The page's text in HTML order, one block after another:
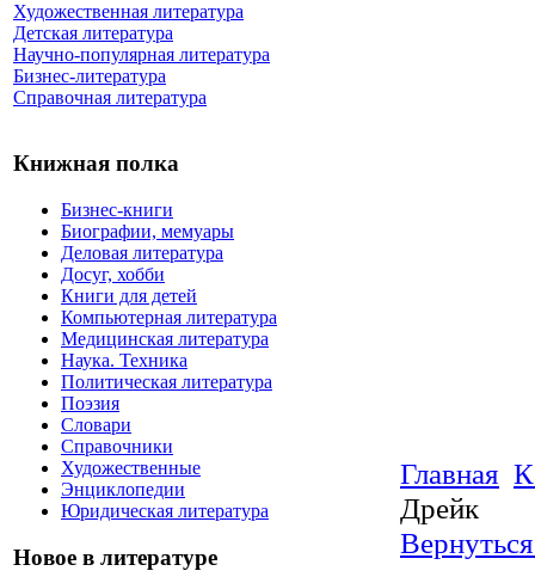
Художественная литература
Детская литература
Научно-популярная литература
Бизнес-литература
Справочная литература
Книжная полка
Бизнес-книги
Биографии, мемуары
Деловая литература
Досуг, хобби
Книги для детей
Компьютерная литература
Медицинская литература
Наука. Техника
Политическая литература
Поэзия
Словари
Справочники
Художественные
Энциклопедии
Юридическая литература
Новое в литературе
Главная
Дрейк